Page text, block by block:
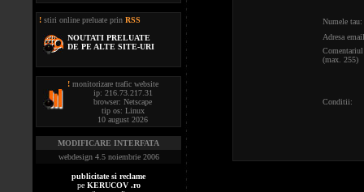
! stiri online preluate prin RSS
NOUTATI PRELUATE
DE PE ALTE SITE-URI
! monitorizare trafic website
ip: 216.73.217.31
browser: Netscape
tip os: Linux
10 august 2026
MODIFICARE INTERFATA
webdesign 4.5 noiembrie 2006
publicitate si reclame
pe KERUCOV .ro
Numele tau:
Adresa
(max. 255)
Conditii: